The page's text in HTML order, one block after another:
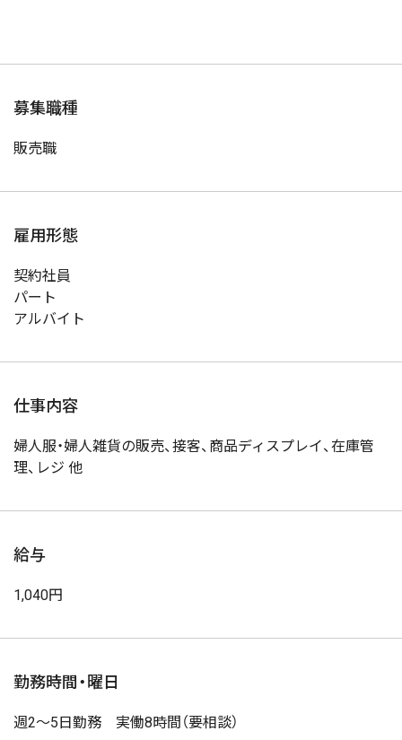
募集職種
販売職
雇用形態
契約社員
パート
アルバイト
仕事内容
婦人服・婦人雑貨の販売、接客、商品ディスプレイ、在庫管
理、レジ 他
給与
1,040円
勤務時間・曜日
週2～5日勤務 実働8時間（要相談）